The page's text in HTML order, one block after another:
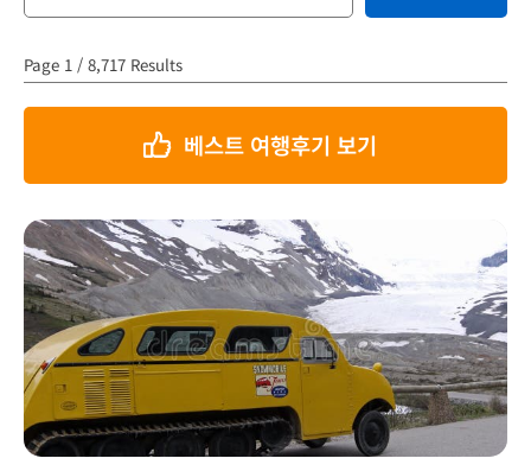
Page 1 / 8,717 Results
베스트 여행후기 보기